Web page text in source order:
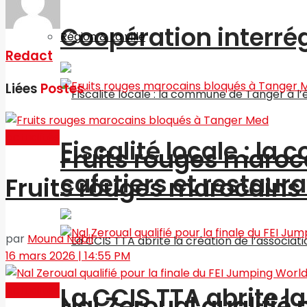
Coopération
Fiscalité locale : la
cafetiers et
La CCIS TTA abrite
Région & La ville
Fruits rouges
Redact
Liées Postes
Fruits rouges
par Mouna Nabil
16 mars 2026 | 14:55 PM